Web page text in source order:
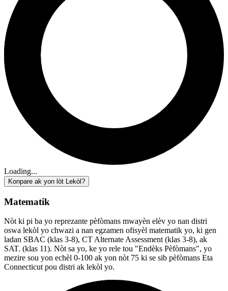
Loading...
Konpare ak yon lòt Lekòl?
Matematik
Nòt ki pi ba yo reprezante pèfòmans mwayèn elèv yo nan distri
oswa lekòl yo chwazi a nan egzamen ofisyèl matematik yo, ki gen
ladan SBAC (klas 3-8), CT Alternate Assessment (klas 3-8), ak
SAT. (klas 11). Nòt sa yo, ke yo rele tou "Endèks Pèfòmans", yo
mezire sou yon echèl 0-100 ak yon nòt 75 ki se sib pèfòmans Eta
Connecticut pou distri ak lekòl yo.